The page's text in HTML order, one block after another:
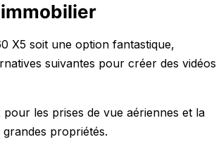
X5 soit une option fantastique,
suivantes pour créer des vidéos
pour les prises de vue aériennes et la
propriétés.